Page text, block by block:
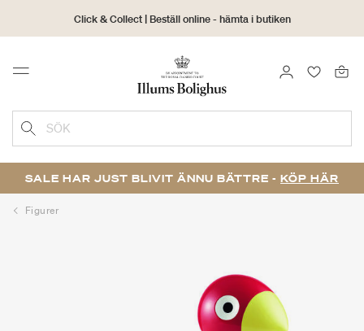
Click & Collect | Beställ online - hämta i butiken
30 dagars returrätt
Menu LOGGA IN
SÖK
SALE HAR JUST BLIVIT ÄNNU BÄTTRE - KÖP HÄR
Figurer